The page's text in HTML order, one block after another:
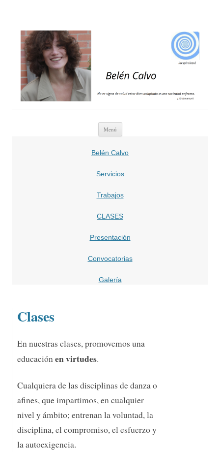
Menú Saltar
Belén Calvo
Servicios
Trabajos
CLASES
Presentación
Convocatorias
Galería
Clases
En nuestras clases, promovemos una
educaciónen virtudes.
Cualquiera de las disciplinas de danza o
afines, que impartimos, en cualquier
nivel y ámbito; entrenan la voluntad, la
disciplina, el compromiso, el esfuerzo y
la autoexigencia.